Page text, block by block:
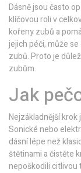
Dásně jsou často
klíčovou roli v
kořeny zubů a
jejich péči, může
zubů. Proto je
zubům.
Jak
Nejzákladnější
Sonické nebo
dásní lépe než
štětinami a čistěte
nepoškodili citlivou